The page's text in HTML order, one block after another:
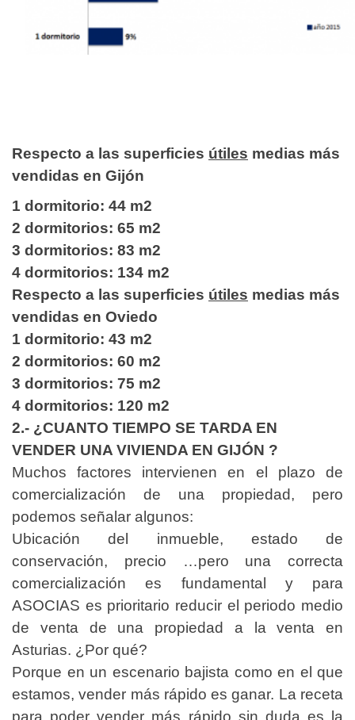
Respecto a las superficies útiles medias más
vendidas en Gijón
1 dormitorio: 44 m2
2 dormitorios: 65 m2
3 dormitorios: 83 m2
4 dormitorios: 134 m2
Respecto a las superficies útiles medias más
vendidas en Oviedo
1 dormitorio: 43 m2
2 dormitorios: 60 m2
3 dormitorios: 75 m2
4 dormitorios: 120 m2
2.- ¿CUANTO TIEMPO SE TARDA EN
VENDER UNA VIVIENDA EN GIJÓN ?
Muchos factores intervienen en el plazo de
comercialización de una propiedad, pero
podemos señalar algunos:
Ubicación del inmueble, estado de
conservación, precio …pero una correcta
comercialización es fundamental y para
ASOCIAS es prioritario reducir el periodo medio
de venta de una propiedad a la venta en
Asturias. ¿Por qué?
Porque en un escenario bajista como en el que
estamos, vender más rápido es ganar. La receta